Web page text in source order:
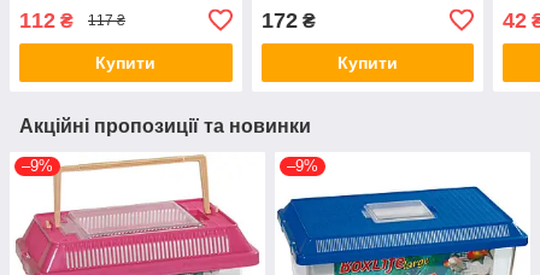
112 ₴ 117 ₴
Купити
12х6х6 см А6017261
172₴
Купити
42
Акційні пропозиції та новинки
–9% –9%